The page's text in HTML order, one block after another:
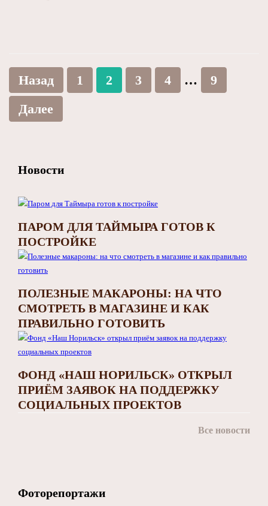
Назад 1 2 3 4 …
9
Далее
Новости
ПАРОМ ДЛЯ ТАЙМЫРА ГОТОВ К
ПОСТРОЙКЕ
ПОЛЕЗНЫЕ МАКАРОНЫ: НА ЧТО
СМОТРЕТЬ В МАГАЗИНЕ И КАК
ПРАВИЛЬНО ГОТОВИТЬ
ФОНД «НАШ НОРИЛЬСК» ОТКРЫЛ
ПРИЁМ ЗАЯВОК НА ПОДДЕРЖКУ
СОЦИАЛЬНЫХ ПРОЕКТОВ
Все новости
Фоторепортажи